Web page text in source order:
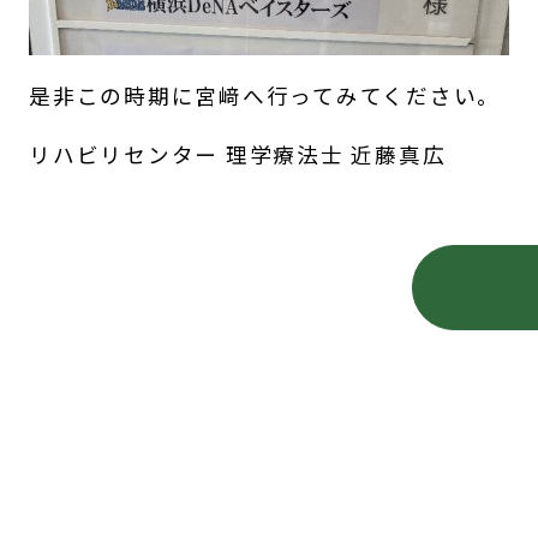
是非この時期に宮﨑へ行ってみてください。
リハビリセンター 理学療法士 近藤真広